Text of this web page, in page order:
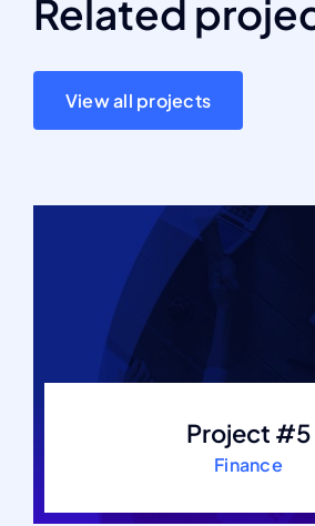
Related
View all projects
Project #5
Finance